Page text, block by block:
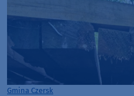
Gmina Czersk